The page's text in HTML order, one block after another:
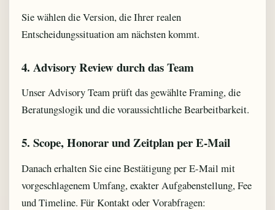
Sie wählen die Version, die Ihrer realen
Entscheidungssituation am nächsten kommt.
4. Advisory Review durch das Team
Unser Advisory Team prüft das gewählte Framing, die
Beratungslogik und die voraussichtliche Bearbeitbarkeit.
5. Scope, Honorar und Zeitplan per E-Mail
Danach erhalten Sie eine Bestätigung per E-Mail mit
vorgeschlagenem Umfang, exakter Aufgabenstellung, Fee
und Timeline. Für Kontakt oder Vorabfragen: